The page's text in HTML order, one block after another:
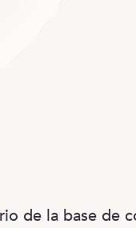
de la base de